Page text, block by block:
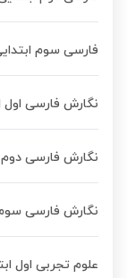
فارسی سوم
نگارش فارسی اول
نگارش فارسی دوم
نگارش فارسی سوم
علوم تجربی اول